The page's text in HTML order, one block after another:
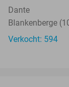
Dante
Blankenberge
Verkocht: 594